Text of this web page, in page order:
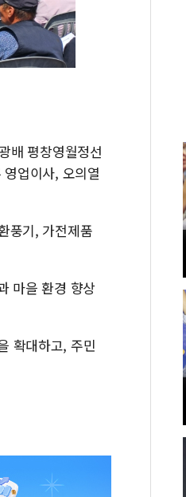
배 평창영월정선
업이사, 오의열
풍기, 가전제품
마을 환경 향상
확대하고, 주민